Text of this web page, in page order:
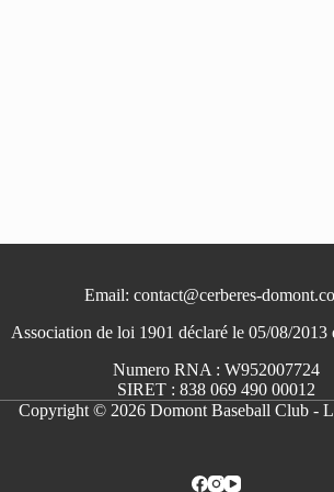
Email: contact@cerberes-
Association de loi 1901 déclaré le 05/08/2013
Numero RNA : W952007724
SIRET : 838 069 490 00012
Copyright © 2026 Domont Baseball Club -